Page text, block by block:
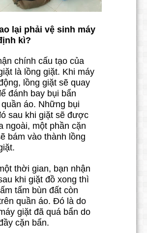
lại phải vệ sinh máy
kì?
chính cấu tạo của
là lồng giặt. Khi máy
lồng giặt sẽ quay
đánh bay bụi bẩn
áo. Những bụi
sau khi giặt sẽ được
ngoài, một phần cặn
bám vào thành lồng
thời gian, bạn nhận
khi giặt đồ xong thì
tấm bùn đất còn
quần áo. Đó là do
giặt đã quá bẩn do
cặn bẩn.